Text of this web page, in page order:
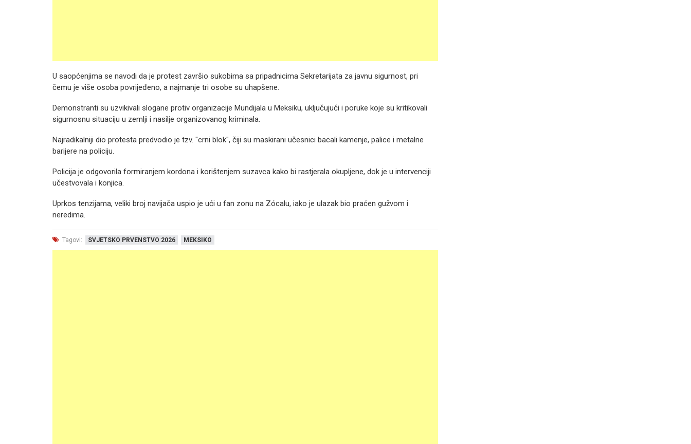
U saopćenjima se navodi da je protest završio sukobima sa pripadnicima Sekretarijata za javnu sigurnost, pri
čemu je više osoba povrijeđeno, a najmanje tri osobe su uhapšene.
Demonstranti su uzvikivali slogane protiv organizacije Mundijala u Meksiku, uključujući i poruke koje su kritikovali
sigurnosnu situaciju u zemlji i nasilje organizovanog kriminala.
Najradikalniji dio protesta predvodio je tzv. "crni blok", čiji su maskirani učesnici bacali kamenje, palice i metalne
barijere na policiju.
Policija je odgovorila formiranjem kordona i korištenjem suzavca kako bi rastjerala okupljene, dok je u intervenciji
učestvovala i konjica.
Uprkos tenzijama, veliki broj navijača uspio je ući u fan zonu na Zócalu, iako je ulazak bio praćen gužvom i
neredima.
Tagovi: SVJETSKO PRVENSTVO 2026 MEKSIKO